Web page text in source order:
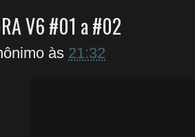
V6 #01 a #02
às 21:32